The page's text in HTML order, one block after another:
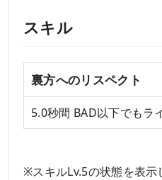
スキル
裏方へのリスペクト
5.0秒間 BAD以下でもラ
※スキルLv.5の状態を表示